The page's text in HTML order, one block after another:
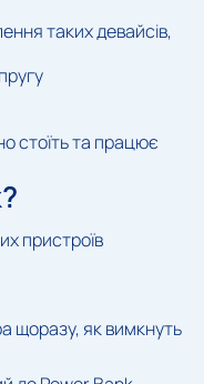
таких девайсів,
стоїть та працює
пристроїв
щоразу, як вимкнуть